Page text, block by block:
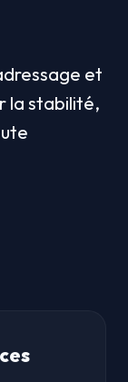
et
la stabilité,